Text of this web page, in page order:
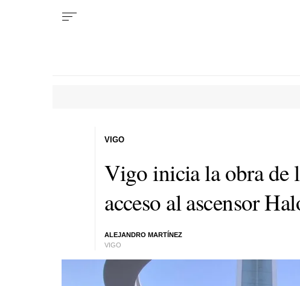
Vigo inicia la obra de
acceso al ascensor
ALEJANDRO MARTÍNEZ
VIGO
VIGO